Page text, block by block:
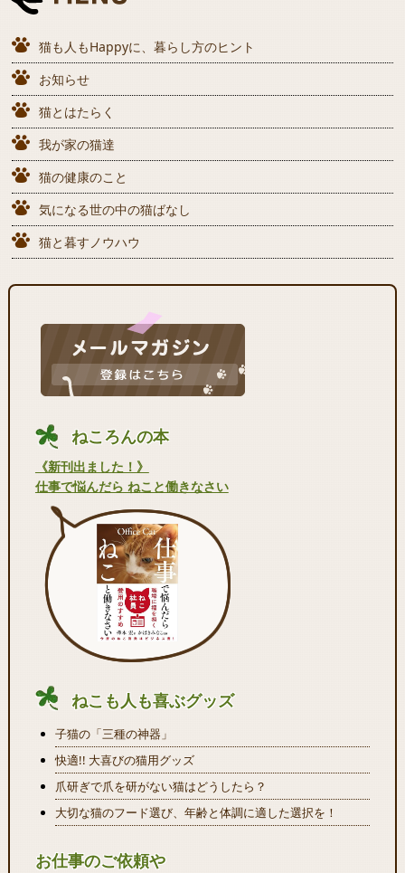
猫も人もHappyに、暮らし方のヒント
お知らせ
猫とはたらく
我が家の猫達
猫の健康のこと
気になる世の中の猫ばなし
猫と暮すノウハウ
ねころんの本
《新刊出ました！》
仕事で悩んだら ねこと働きなさい
ねこも人も喜ぶグッズ
子猫の「三種の神器」
快適!! 大喜びの猫用グッズ
爪研ぎで爪を研がない猫はどうしたら？
大切な猫のフード選び、年齢と体調に適した選択を！
お仕事のご依頼や